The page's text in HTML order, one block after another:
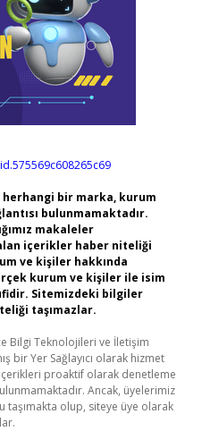
bir marka, kurum
bulunmamaktadır.
makaleler
içerikler haber niteliği
ve kişiler hakkında
kurum ve kişiler ile isim
Sitemizdeki bilgiler
taşımazlar.
Bilgi Teknolojileri ve İletişim
bir Yer Sağlayıcı olarak hizmet
proaktif olarak denetleme
Ancak, üyelerimiz
taşımakta olup, siteye üye olarak